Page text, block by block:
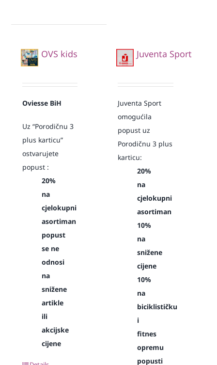
OVS kids
Oviesse BiH
Uz “Porodičnu 3
plus karticu”
ostvarujete
popust :
20%
na
cjelokupni
asortiman
popust
se ne
odnosi
na
snižene
artikle
ili
akcijske
cijene
Juventa Sport
Juventa Sport
omogućila
popust uz
Porodičnu 3 plus
karticu:
20%
na
cjelokupni
asortiman
10%
na
snižene
cijene
10%
na
biciklističku
i
fitnes
opremu
popusti